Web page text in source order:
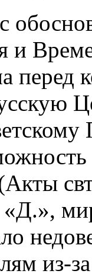
и
перед
«Д.»,
из-